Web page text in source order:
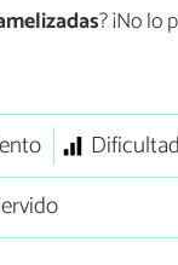
? ¡No lo